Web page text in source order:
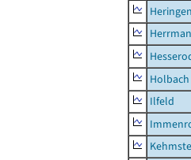
Holbach
Ilfeld